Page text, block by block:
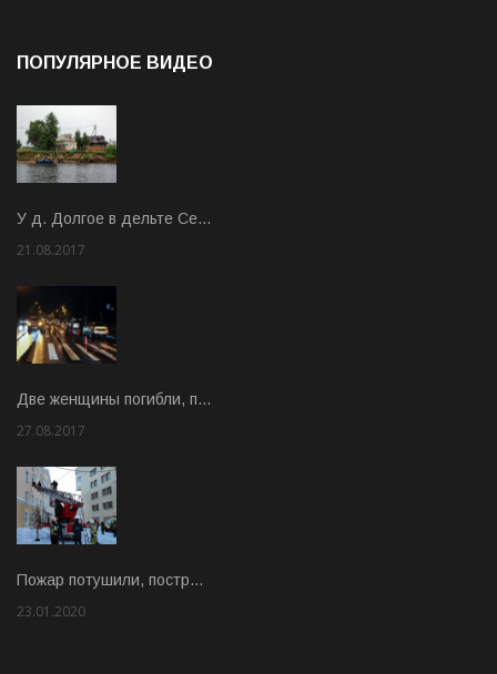
ПОПУЛЯРНОЕ ВИДЕО
У д. Долгое в дельте Се…
21.08.2017
Две женщины погибли, п…
27.08.2017
Пожар потушили, постр…
23.01.2020